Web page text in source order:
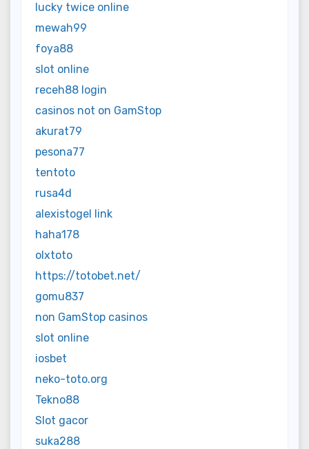
lucky twice online
mewah99
foya88
slot online
receh88 login
casinos not on GamStop
akurat79
pesona77
tentoto
rusa4d
alexistogel link
haha178
olxtoto
https://totobet.net/
gomu837
non GamStop casinos
slot online
iosbet
neko-toto.org
Tekno88
Slot gacor
suka288